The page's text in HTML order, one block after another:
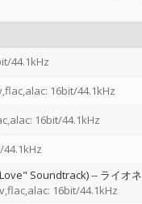
44.1kHz
16bit/44.1kHz
16bit/44.1kHz
Soundtrack)-- ライオネ
16bit/44.1kHz